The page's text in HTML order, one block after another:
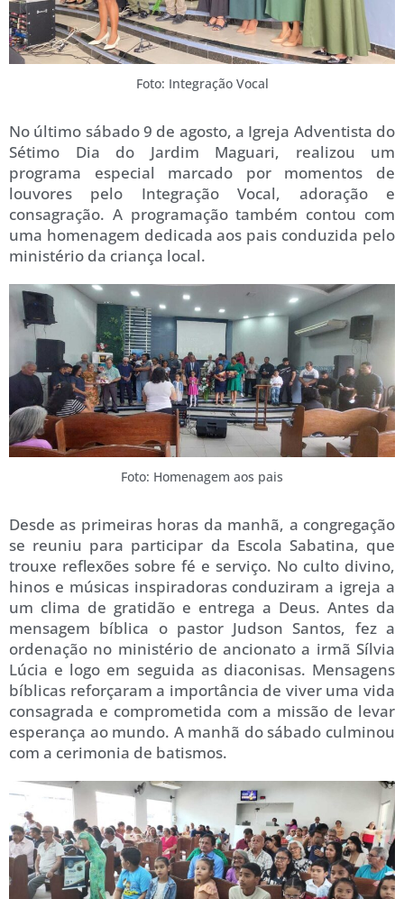
Foto: Integração Vocal
No último sábado 9 de agosto, a Igreja Adventista do
Sétimo Dia do Jardim Maguari, realizou um
programa especial marcado por momentos de
louvores pelo Integração Vocal, adoração e
consagração. A programação também contou com
uma homenagem dedicada aos pais conduzida pelo
ministério da criança local.
Foto: Homenagem aos pais
Desde as primeiras horas da manhã, a congregação
se reuniu para participar da Escola Sabatina, que
trouxe reflexões sobre fé e serviço. No culto divino,
hinos e músicas inspiradoras conduziram a igreja a
um clima de gratidão e entrega a Deus. Antes da
mensagem bíblica o pastor Judson Santos, fez a
ordenação no ministério de ancionato a irmã Sílvia
Lúcia e logo em seguida as diaconisas. Mensagens
bíblicas reforçaram a importância de viver uma vida
consagrada e comprometida com a missão de levar
esperança ao mundo. A manhã do sábado culminou
com a cerimonia de batismos.